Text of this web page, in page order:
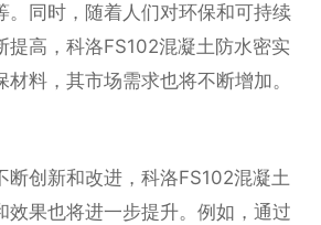
。同时，随着人们对环保和可持续
提高，科洛FS102混凝土防水密实
料，其市场需求也将不断增加。
断创新和改进，科洛FS102混凝土
效果也将进一步提升。例如，通过